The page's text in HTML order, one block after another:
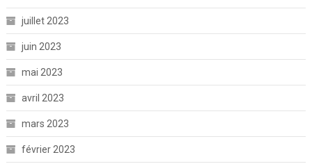
juillet 2023
juin 2023
mai 2023
avril 2023
mars 2023
février 2023